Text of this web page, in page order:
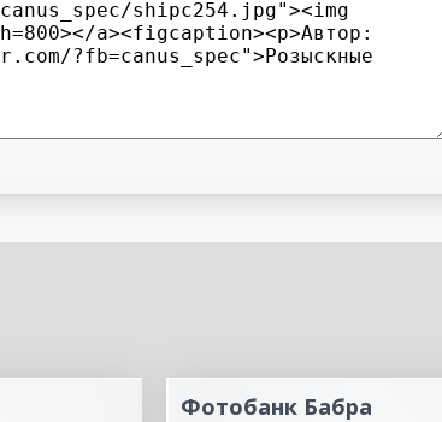
Фотобанк Бабра